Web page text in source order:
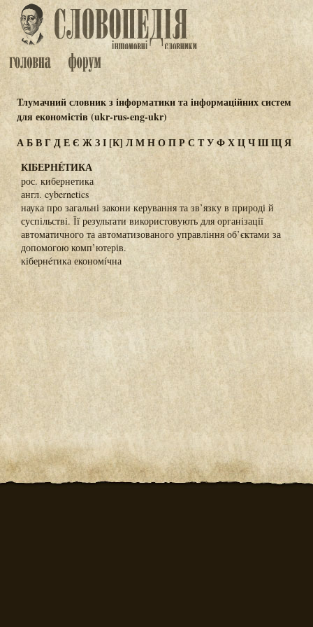
Тлумачний словник з інформатики та інформаційних систем
для економістів (ukr-rus-eng-ukr)
АБВГДЕЄ ЖЗІ [К] ЛМНОПРС ТУФХЦЧШЩЯ
КІБЕРНÉТИКА
рос. кибернетика
англ. cybernetics
наука про загальні закони керування та зв’язку в природі й
суспільстві. Її результати використовують для організації
автоматичного та автоматизованого управління об’єктами за
допомогою комп’ютерів.
кібернéтика економíчна